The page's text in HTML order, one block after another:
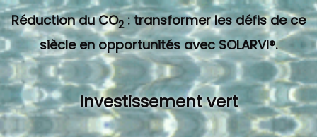
Réduction du CO2 : transformer les défis de ce
siècle en opportunités avec SOLARVI®.
Investissement vert